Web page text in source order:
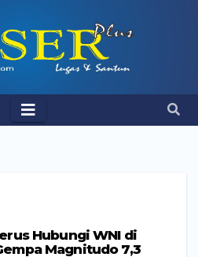
Hubungi WNI di
Magnitudo 7,3